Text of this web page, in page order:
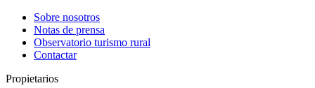
Sobre nosotros
Notas de prensa
Observatorio turismo rural
Contactar
Propietarios